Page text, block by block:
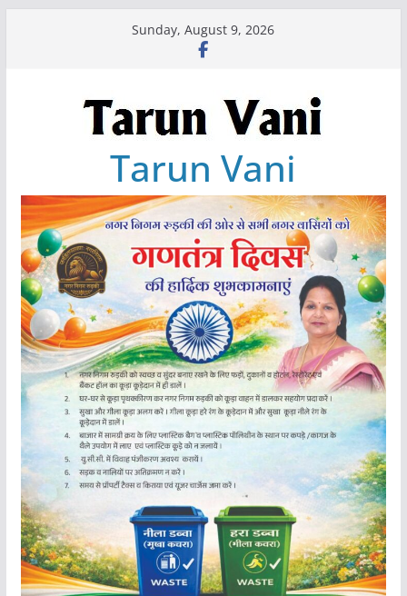
Sunday, August 9, 2026
Tarun Vani